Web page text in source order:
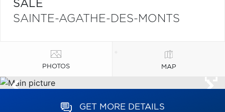
SALE
SAINTE-AGATHE-DES-MONTS
PHOTOS MAP
GET MORE DETAILS